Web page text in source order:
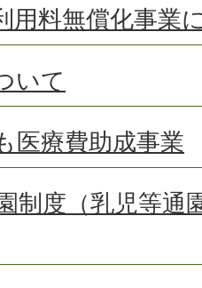
用料無償化事業
いて
医療費助成事業
制度（乳児等通